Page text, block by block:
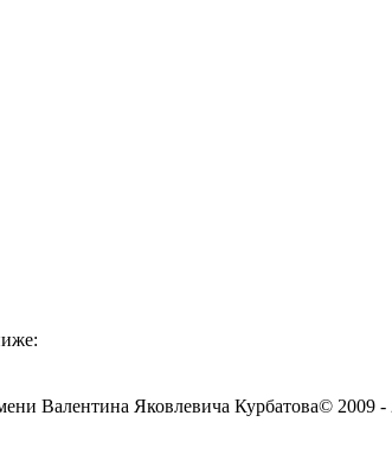
Валентина Яковлевича Курбатова© 2009 -